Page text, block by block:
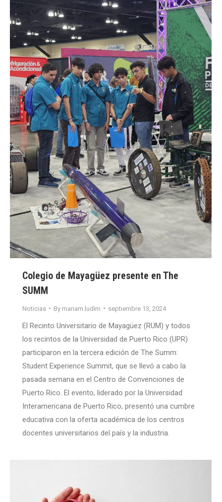
Colegio de Mayagüez presente en The
SUMM
Noticias By mariam.ludim septiembre 13, 2024
El Recinto Universitario de Mayagüez (RUM) y todos
los recintos de la Universidad de Puerto Rico (UPR)
participaron en la tercera edición de The Summ:
Student Experience Summit, que se llevó a cabo la
pasada semana en el Centro de Convenciones de
Puerto Rico. El evento, liderado por la Universidad
Interamericana de Puerto Rico, presentó una cumbre
educativa con la oferta académica de los centros
docentes universitarios del país y la industria.